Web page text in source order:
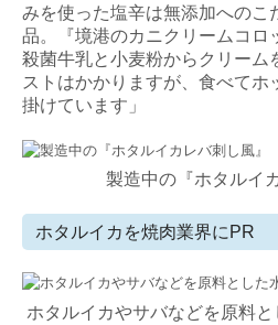
相続相談
新規のお客様へ
よくあるご質問
料金案内
採用メッセージ
みを使った塩辛は無添加へのこ
品。『境港のカニクリームコロ
殺菌牛乳と小麦粉からクリーム
ストはかかりますが、食べてホ
掛けています」
製造中の『ホタルイ
ホタルイカを焼肉業界にPR
ホタルイカやサバなどを原料